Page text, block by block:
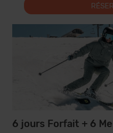
6 jours Forfait + 6